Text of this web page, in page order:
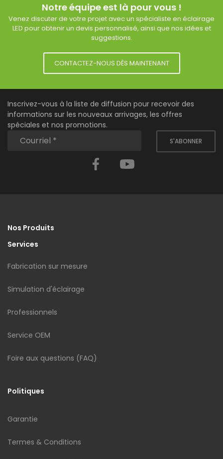
Notre équipe est là pour vous !
Venez discuter de votre projet avec un spécialiste en éclairage
LED pour obtenir un devis personnalisé, ainsi que nos idées et
suggestions.
CONTACTEZ-NOUS DÈS MAINTENANT
Inscrivez-vous à la liste de diffusion pour recevoir des
informations sur les nouveaux arrivages, les offres
spéciales et nos promotions.
S'ABONNER
Facebook
Nos Produits
Services
Fabrication sur mesure
Simulation d'éclairage
Professionnels
Service OEM
Foire aux questions (FAQ)
Politiques
Garantie
Termes & Conditions